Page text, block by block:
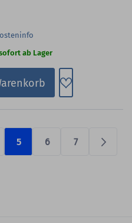
ab Lager
Zum
5 6 7